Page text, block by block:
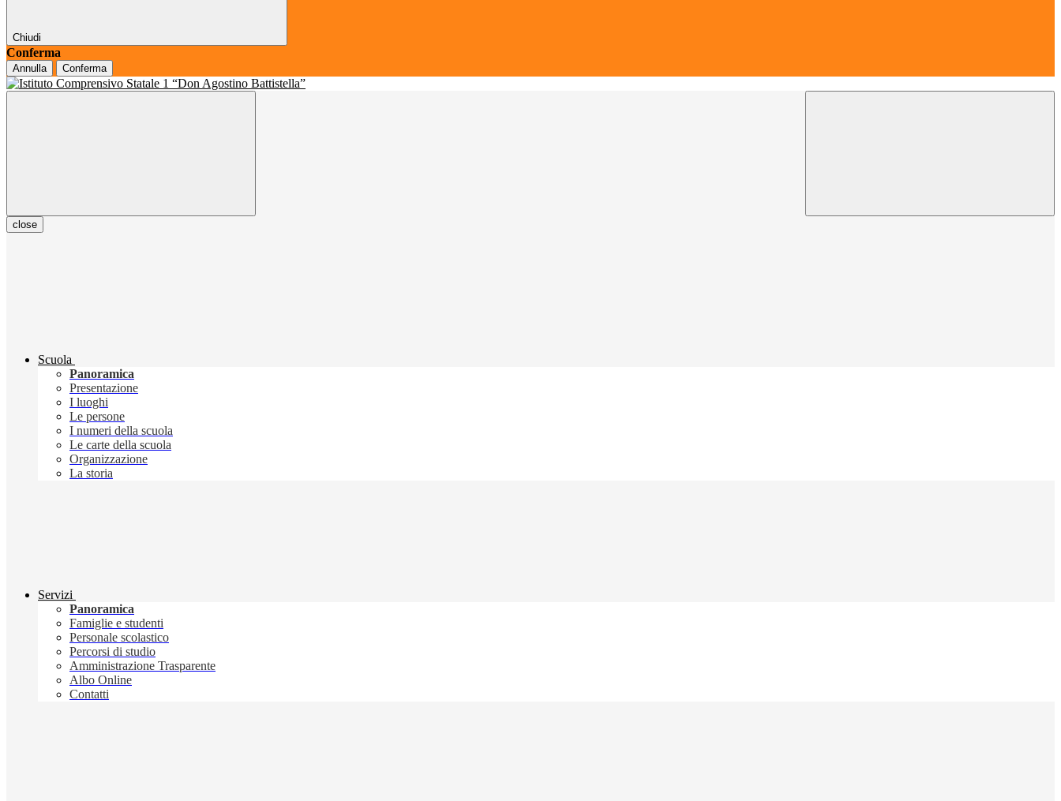
Chiudi
Conferma
Annulla Conferma
close
Scuola
Panoramica
Presentazione
I luoghi
Le persone
I numeri della scuola
Le carte della scuola
Organizzazione
La storia
Servizi
Panoramica
Famiglie e studenti
Personale scolastico
Percorsi di studio
Amministrazione Trasparente
Albo Online
Contatti